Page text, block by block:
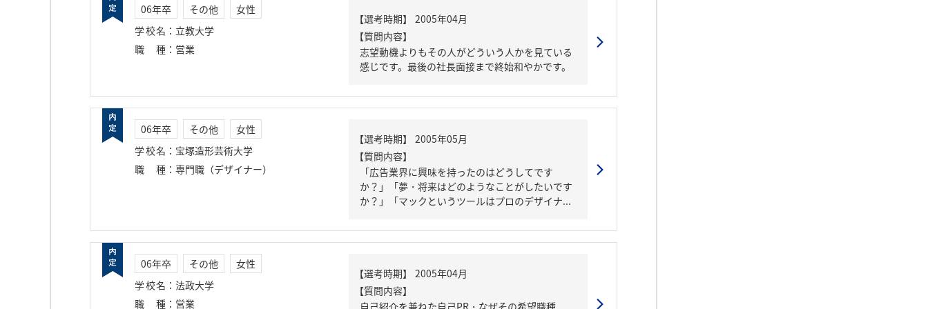
06年卒 その他
女性
学校名 ： 立教大学
職種 ： 営業
【質問内容】
志望動機よりもその人がどういう人かを見ている
感じです。最後の社長面接まで終始和やかです。
06年卒 その他
女性
学校名 ： 宝塚造形芸術大学
職種 ： 専門職（デザイナー）
【質問内容】
「広告業界に興味を持ったのはどうしてです
か？」「夢・将来はどのようなことがしたいです
か？」「マックというツールはプロのデザイナ...
06年卒 その他
女性
学校名 ： 法政大学
職種 ： 営業
【質問内容】
自己紹介を兼ねた自己PR・なぜその希望職種